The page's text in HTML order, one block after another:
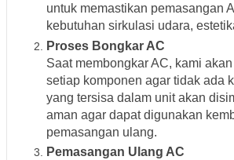
untuk memastikan pemasangan
kebutuhan sirkulasi udara,
Proses Bongkar AC
Saat membongkar AC, kami
setiap komponen agar tidak ada
yang tersisa dalam unit akan
aman agar dapat digunakan
pemasangan ulang.
Pemasangan Ulang AC